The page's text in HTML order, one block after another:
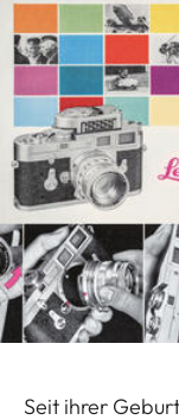
Seit ihrer